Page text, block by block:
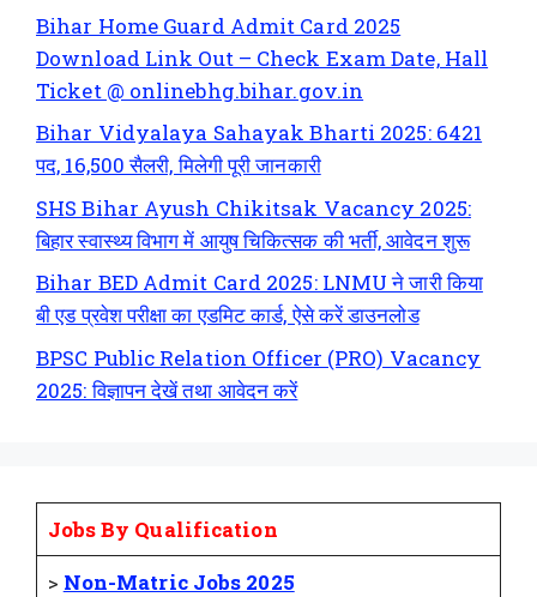
Bihar Home Guard Admit Card 2025
Download Link Out – Check Exam Date, Hall
Ticket @ onlinebhg.bihar.gov.in
Bihar Vidyalaya Sahayak Bharti 2025: 6421
पद, 16,500 सैलरी, मिलेगी पूरी जानकारी
SHS Bihar Ayush Chikitsak Vacancy 2025:
बिहार स्वास्थ्य विभाग में आयुष चिकित्सक की भर्ती, आवेदन शुरू
Bihar BED Admit Card 2025: LNMU ने जारी किया
बी एड प्रवेश परीक्षा का एडमिट कार्ड, ऐसे करें डाउनलोड
BPSC Public Relation Officer (PRO) Vacancy
2025: विज्ञापन देखें तथा आवेदन करें
Jobs By Qualification
> Non-Matric Jobs 2025